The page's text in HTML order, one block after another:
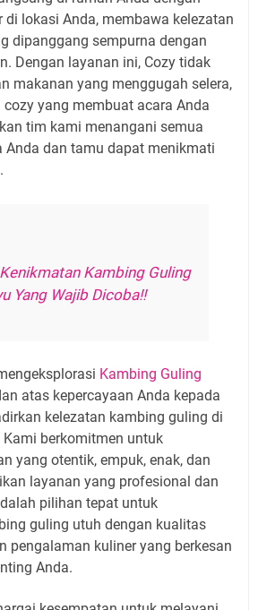
di lokasi Anda, membawa kelezatan
dipanggang sempurna dengan
Dengan layanan ini, Cozy tidak
makanan yang menggugah selera,
yang membuat acara Anda
tim kami menangani semua
Anda dan tamu dapat menikmati
Kenikmatan Kambing Guling
Yang Wajib Dicoba!!
Kambing Guling
atas kepercayaan Anda kepada
kelezatan kambing guling di
berkomitmen untuk
yang otentik, empuk, enak, dan
layanan yang profesional dan
pilihan tepat untuk
guling utuh dengan kualitas
pengalaman kuliner yang berkesan
Anda.